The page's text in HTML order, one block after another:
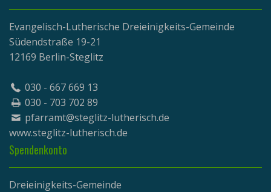
Evangelisch-Lutherische Dreieinigkeits-Gemeinde
Südendstraße 19-21
12169 Berlin-Steglitz
030 - 667 669 13
030 - 703 702 89
pfarramt@steglitz-lutherisch.de
www.steglitz-lutherisch.de
Spendenkonto
Dreieinigkeits-Gemeinde